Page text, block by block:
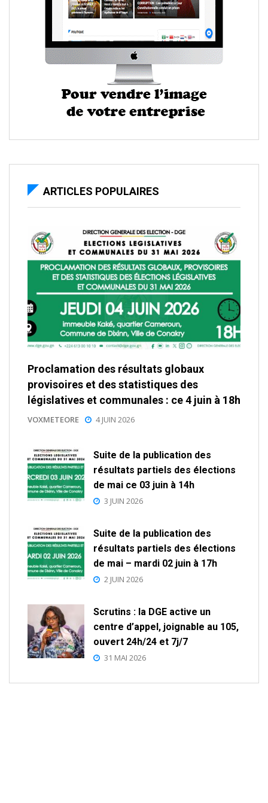
ARTICLES POPULAIRES
Proclamation des résultats globaux
provisoires et des statistiques des
législatives et communales : ce 4 juin à 18h
VOXMETEORE 4 JUIN 2026
Suite de la publication des
résultats partiels des élections
de mai ce 03 juin à 14h
3 JUIN 2026
Suite de la publication des
résultats partiels des élections
de mai – mardi 02 juin à 17h
2 JUIN 2026
Scrutins : la DGE active un
centre d’appel, joignable au 105,
ouvert 24h/24 et 7j/7
31 MAI 2026